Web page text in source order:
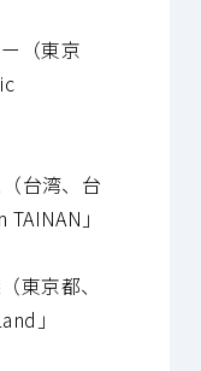
（東京
台湾、台
」
東京都、
」